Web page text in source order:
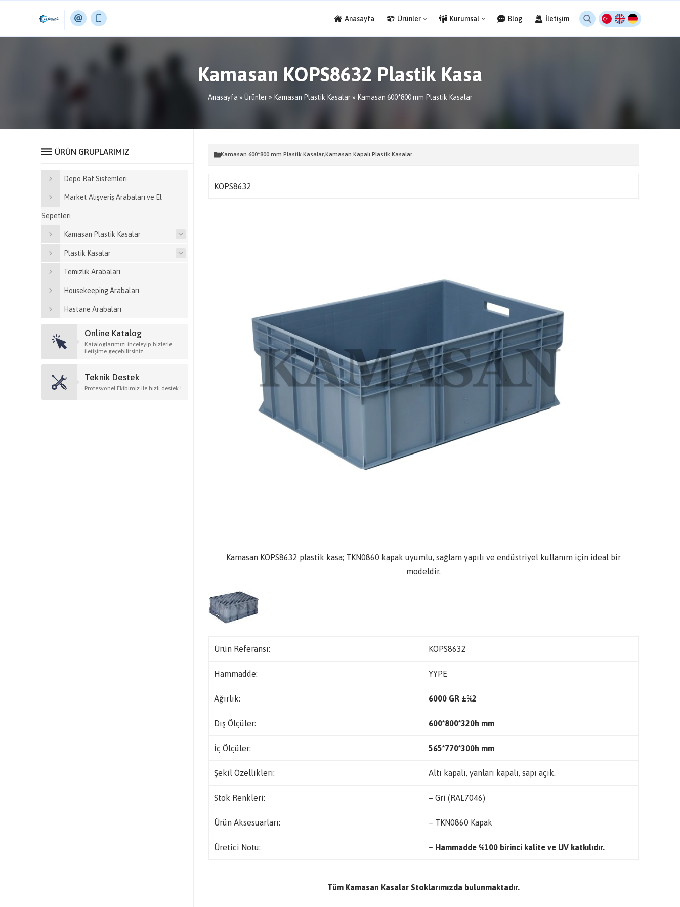
Anasayfa Ürünler Kurumsal Blog İletişim
Kamasan KOPS8632 Plastik Kasa
Anasayfa » Ürünler» Kamasan Plastik Kasalar» Kamasan 600*800 mm Plastik Kasalar
Kamasan 600*800 mm Plastik Kasalar,Kamasan Kapalı Plastik Kasalar
KOPS8632
Kamasan KOPS8632 plastik kasa; TKN0860 kapak uyumlu, sağlam yapılı ve endüstriyel kullanım için ideal bir
modeldir.
Ürün Referansı: KOPS8632
Hammadde: YYPE
Ağırlık: 6000 GR ±%2
Dış Ölçüler: 600*800*320h mm
İç Ölçüler: 565*770*300h mm
Şekil Özellikleri: Altı kapalı, yanları kapalı, sapı açık.
Stok Renkleri: – Gri (RAL7046)
Ürün Aksesuarları: – TKN0860 Kapak
Üretici Notu: – Hammadde %100 birinci kalite ve UV katkılıdır.
Tüm Kamasan Kasalar Stoklarımızda bulunmaktadır.
ÜRÜN GRUPLARIMIZ
Depo Raf Sistemleri
Market Alışveriş Arabaları ve El
Sepetleri
Kamasan Plastik Kasalar
Plastik Kasalar
Temizlik Arabaları
Housekeeping Arabaları
Hastane Arabaları
Online Katalog
Kataloglarımızı inceleyip bizlerle
iletişime geçebilirsiniz.
Teknik Destek
Profesyonel Ekibimiz ile hızlı destek !